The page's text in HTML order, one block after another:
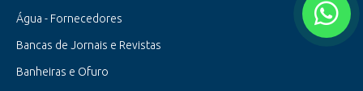
Água - Fornecedores
Bancas de Jornais e Revistas
Banheiras e Ofuro